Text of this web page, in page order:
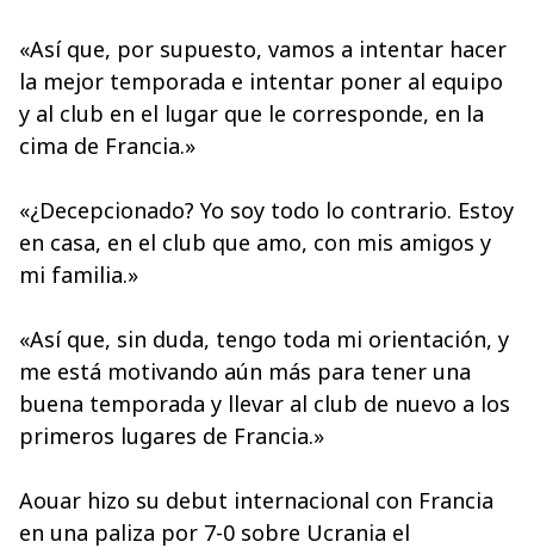
«Así que, por supuesto, vamos a intentar hacer
la mejor temporada e intentar poner al equipo
y al club en el lugar que le corresponde, en la
cima de Francia.»
«¿Decepcionado? Yo soy todo lo contrario. Estoy
en casa, en el club que amo, con mis amigos y
mi familia.»
«Así que, sin duda, tengo toda mi orientación, y
me está motivando aún más para tener una
buena temporada y llevar al club de nuevo a los
primeros lugares de Francia.»
Aouar hizo su debut internacional con Francia
en una paliza por 7-0 sobre Ucrania el